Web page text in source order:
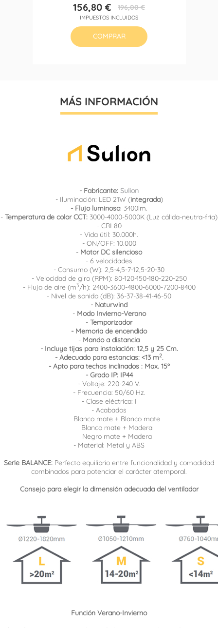
Precio
156,80 €Precio
base
196,00 €
IMPUESTOS INCLUIDOS
COMPRAR
MÁS INFORMACIÓN
- Fabricante: Sulion
- Iluminación: LED 21W (integrada)
- Flujo luminoso: 3400lm.
- Temperatura de color CCT: 3000-4000-5000K (Luz cálida-neutra-fría)
- CRI 80
- Vida útil: 30.000h.
- ON/OFF: 10.000
- Motor DC silencioso
- 6 velocidades
- Consumo (W): 2,5-4,5-7-12,5-20-30
- Velocidad de giro (RPM): 80-120-150-180-220-250
- Flujo de aire (m3/h): 2400-3600-4800-6000-7200-8400
- Nivel de sonido (dB): 36-37-38-41-46-50
- Naturwind
- Modo Invierno-Verano
- Temporizador
- Memoria de encendido
- Mando a distancia
- Incluye tijas para instalación: 12,5 y 25 Cm.
- Adecuado para estancias: <13 m2.
- Apto para techos inclinados : Max. 15º
- Grado IP: IP44
- Voltaje: 220-240 V.
- Frecuencia: 50/60 Hz.
- Clase eléctrica: I
- Acabados
Blanco mate + Blanco mate
Blanco mate + Madera
Negro mate + Madera
- Material: Metal y ABS
Serie BALANCE: Perfecto equilibrio entre funcionalidad y comodidad
combinados para potenciar el carácter atemporal.
Consejo para elegir la dimensión adecuada del ventilador
Función Verano-Invierno